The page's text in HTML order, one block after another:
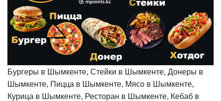
Бургеры в Шымкенте, Стейки в Шымкенте, Донеры в
Шымкенте, Пицца в Шымкенте, Мясо в Шымкенте,
Курица в Шымкенте, Ресторан в Шымкенте, Кебаб в